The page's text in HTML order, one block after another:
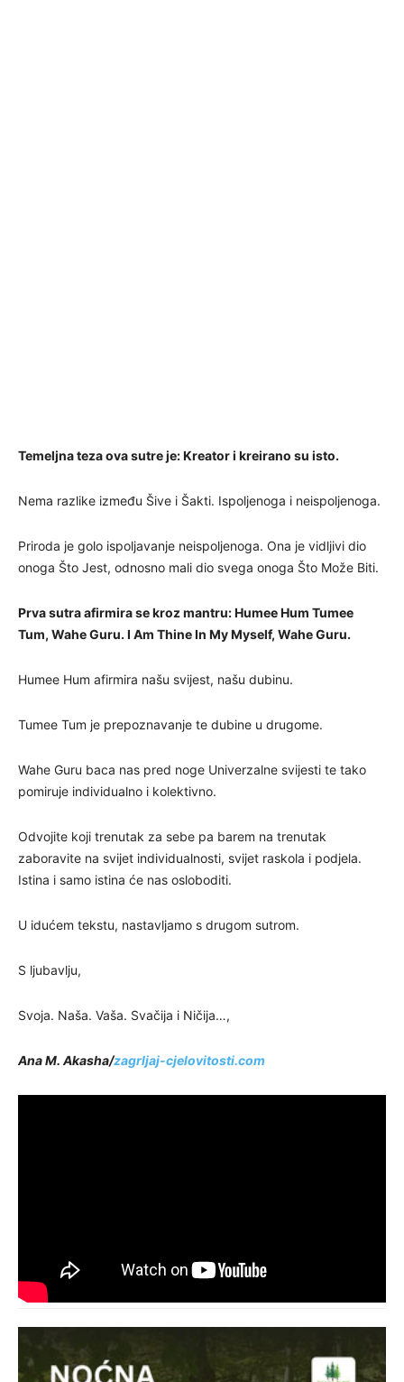
Temeljna teza ova sutre je: Kreator i kreirano su isto.
Nema razlike između Šive i Šakti. Ispoljenoga i neispoljenoga.
Priroda je golo ispoljavanje neispoljenoga. Ona je vidljivi dio
onoga Što Jest, odnosno mali dio svega onoga Što Može Biti.
Prva sutra afirmira se kroz mantru: Humee Hum Tumee
Tum, Wahe Guru. I Am Thine In My Myself, Wahe Guru.
Humee Hum afirmira našu svijest, našu dubinu.
Tumee Tum je prepoznavanje te dubine u drugome.
Wahe Guru baca nas pred noge Univerzalne svijesti te tako
pomiruje individualno i kolektivno.
Odvojite koji trenutak za sebe pa barem na trenutak
zaboravite na svijet individualnosti, svijet raskola i podjela.
Istina i samo istina će nas osloboditi.
U idućem tekstu, nastavljamo s drugom sutrom.
S ljubavlju,
Svoja. Naša. Vaša. Svačija i Ničija…,
Ana M. Akasha/zagrljaj-cjelovitosti.com